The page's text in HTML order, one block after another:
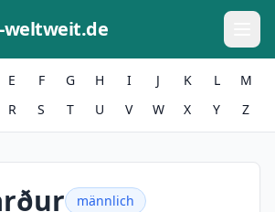
weltweit.de
E F G H I J K L
M
R S T U V W X Y Z
männlich